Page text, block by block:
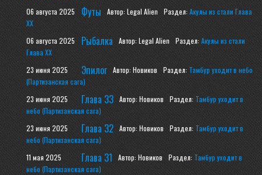
06 августа 2025
Футы Автор: Legal Alien Раздел:Акулы из стали Глава
XX
06 августа 2025
Рыбалка Автор: Legal Alien Раздел:Акулы из стали
Глава XX
23 июня 2025
Эпилог Автор: Новиков Раздел:Тамбур уходит в небо
(Партизанская сага)
23 июня 2025
Глава 33 Автор: Новиков Раздел: Тамбур уходит в
небо (Партизанская сага)
23 июня 2025
Глава 32 Автор: Новиков Раздел: Тамбур уходит в
небо (Партизанская сага)
11 мая 2025
Глава 31 Автор: Новиков Раздел: Тамбур уходит в
небо (Партизанская сага)